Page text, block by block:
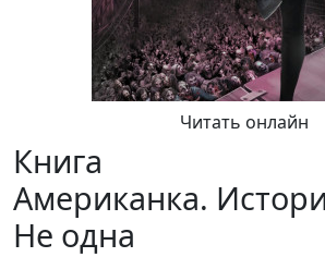
Читать онлайн
Книга
Американка.
Не одна